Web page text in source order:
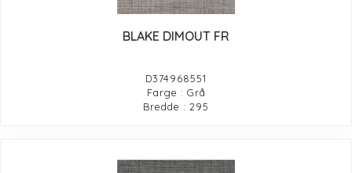
BLAKE DIMOUT FR
D374968551
Farge : Grå
Bredde : 295